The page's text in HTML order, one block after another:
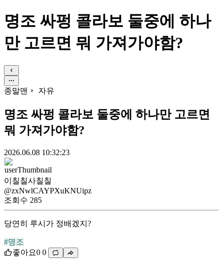
명조 싸펑 콜라보 둘중에 하나
만 고르면 뭐 가져가야함?
종말맨 자유
명조 싸펑 콜라보 둘중에 하나만 고르면
뭐 가져가야함?
2026.06.08 10:32:23
이칠칠사칠칠
@zxNwlCAYPXuKNUipz
조회수 285
당연히 루시가 정배겠지?
#명조
좋아요0 0